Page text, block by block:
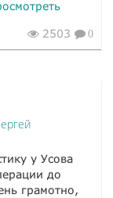
2503 0
у Усова
до
грамотно,